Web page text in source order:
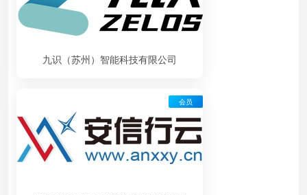
九识（苏州）智能科技有限公司
会员